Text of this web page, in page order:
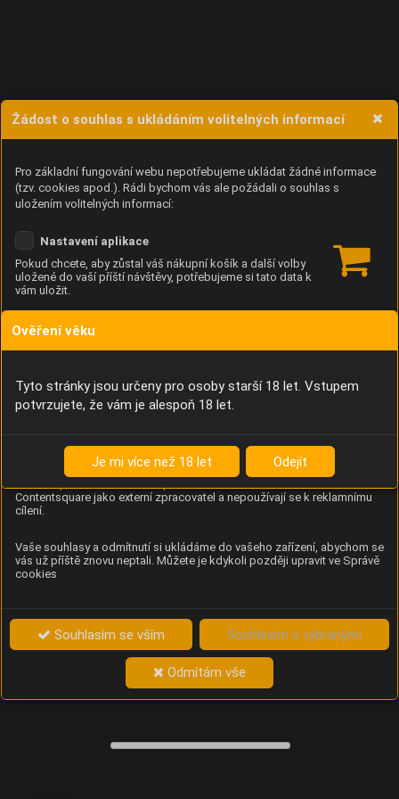
Žádost o souhlas s ukládáním volitelných informací
Pro základní fungování webu nepotřebujeme ukládat žádné informace
(tzv. cookies apod.). Rádi bychom vás ale požádali o souhlas s
uložením volitelných informací:
Nastavení aplikace
Pokud chcete, aby zůstal váš nákupní košík a další volby
uložené do vaší příští návštěvy, potřebujeme si tato data k
vám uložit.
Anonymní unikátní ID
Díky němu příště poznáme, že se jedná o stejné zařízení, a
Identifikátor je zcela anonymní.
Analýza chování návštěvníků na webu (pohyb kurzoru,
kliknutí, procházení stránek a heatmapy), která
provozovateli e-shopu Betelné škopek pomáhá zlepšovat
Contentsquare jako externí zpracovatel a nepoužívají se k reklamnímu
cílení.
Vaše souhlasy a odmítnutí si ukládáme do vašeho zařízení, abychom se
vás už příště znovu neptali. Můžete je kdykoli později upravit ve Správě
cookies
Souhlasím se vším Souhlasím s vybranými
Odmítám vše
Ověření věku
Tyto stránky jsou určeny pro osoby starší 18 let. Vstupem
potvrzujete, že vám je alespoň 18 let.
Je mi více než 18 let Odejít